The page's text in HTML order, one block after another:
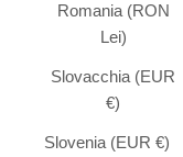
Romania (RON
Lei)
Slovacchia (EUR
€)
Slovenia (EUR €)